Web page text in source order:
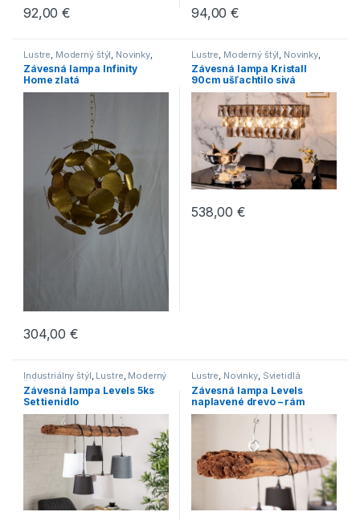
92,00€ 94,00€
Lustre Moderný štýl Novinky
Svietidlá , Zlaté
Závesná lampa Infinity
Home zlatá
304,00€
Lustre Moderný štýl Novinky
Svietidlá
Závesná lampa Kristall
90cm ušľachtilo sivá
538,00€
Industriálny štýl, Lustre, Moderný
štýl Novinky Svietidlá
Závesná lampa Levels 5ks
Set tienidlo
Lustre, Novinky, Svietidlá
Závesná lampa Levels
naplavené drevo – rám